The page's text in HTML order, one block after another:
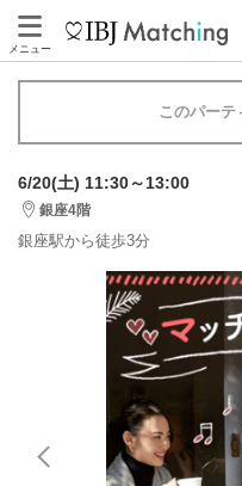
メニュー
このパーテ
6/20(土) 11:30～13:00
銀座4階
銀座駅から徒歩3分